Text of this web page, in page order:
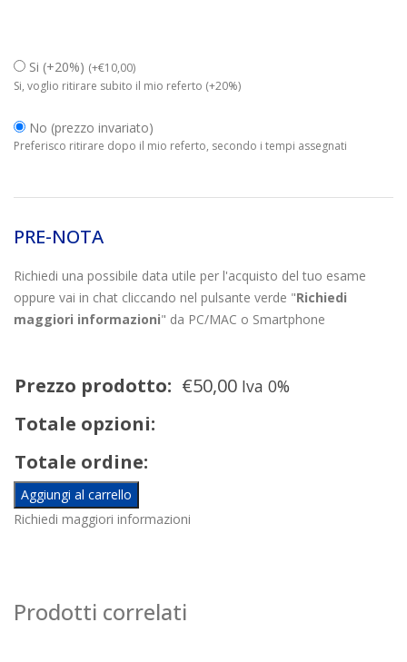
Si (+20%) (+€10,00)
Si, voglio ritirare subito il mio referto (+20%)
No (prezzo invariato)
Preferisco ritirare dopo il mio referto, secondo i tempi assegnati
PRE-NOTA
Richiedi una possibile data utile per l'acquisto del tuo esame
oppure vai in chat cliccando nel pulsante verde "Richiedi
maggiori informazioni" da PC/MAC o Smartphone
Prezzo prodotto: €50,00 Iva 0%
Totale opzioni:
Totale ordine:
Aggiungi al carrello
Richiedi maggiori informazioni
Prodotti correlati